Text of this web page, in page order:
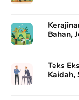
Bahan,
Teks
Kaidah,